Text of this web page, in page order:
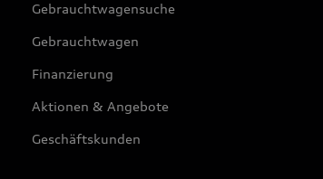
Gebrauchtwagensuche
Gebrauchtwagen
Finanzierung
Aktionen & Angebote
Geschäftskunden